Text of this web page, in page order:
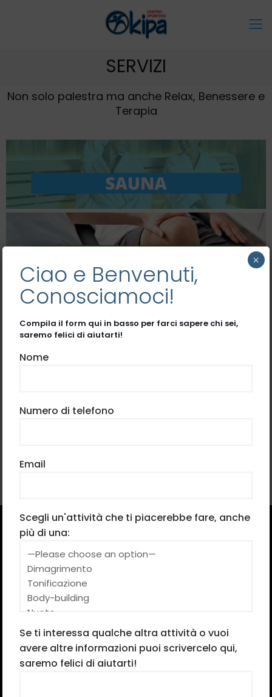
SERVIZI
Non solo palestra ma anche Relax, Benessere e
Terapia
Ciao e Benvenuti,
Conosciamoci!
Compila il form qui in basso per farci sapere chi sei,
saremo felici di aiutarti!
Nome
Numero di telefono
Email
Scegli un'attività che ti piacerebbe fare, anche
più di una:
Se ti interessa qualche altra attività o vuoi
avere altre informazioni puoi scrivercelo qui,
saremo felici di aiutarti!
×